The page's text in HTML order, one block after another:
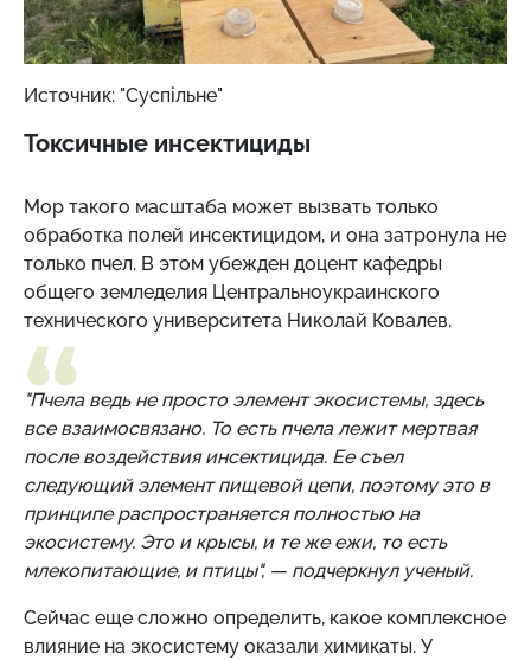
Источник: "Суспільне"
Токсичные инсектициды
Мор такого масштаба может вызвать только
обработка полей инсектицидом, и она затронула не
только пчел. В этом убежден доцент кафедры
общего земледелия Центральноукраинского
технического университета Николай Ковалев.
"Пчела ведь не просто элемент экосистемы, здесь
все взаимосвязано. То есть пчела лежит мертвая
после воздействия инсектицида. Ее съел
следующий элемент пищевой цепи, поэтому это в
принципе распространяется полностью на
экосистему. Это и крысы, и те же ежи, то есть
млекопитающие, и птицы", — подчеркнул ученый.
Сейчас еще сложно определить, какое комплексное
влияние на экосистему оказали химикаты. У